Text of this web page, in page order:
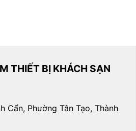
THIẾT BỊ KHÁCH SẠN
Cẩn, Phường Tân Tạo, Thành